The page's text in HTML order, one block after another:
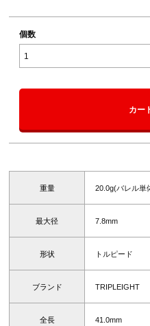
個数
カー
重量 20.0g(バレル単
最大径 7.8mm
形状 トルピード
ブランド TRIPLEIGHT
全長 41.0mm